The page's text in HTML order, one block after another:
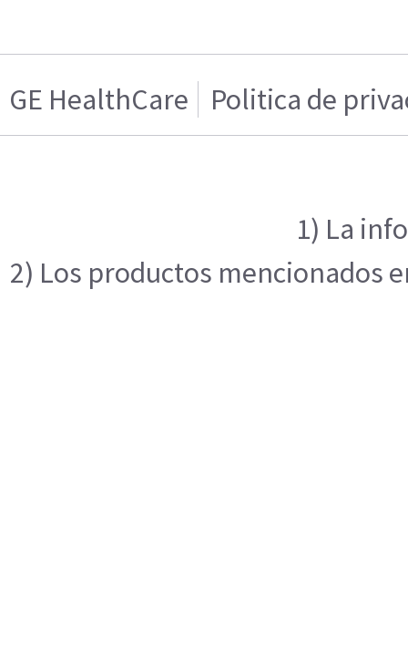
GE HealthCare Politica de
1) La
2) Los productos mencionados